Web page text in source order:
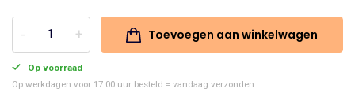
prijs
was:
€31.95.
prijs
is:
€27.16.
Care
Velvet
Toevoegen aan winkelwagen
Op voorraad
Op werkdagen voor 17.00 uur besteld = vandaag verzonden.